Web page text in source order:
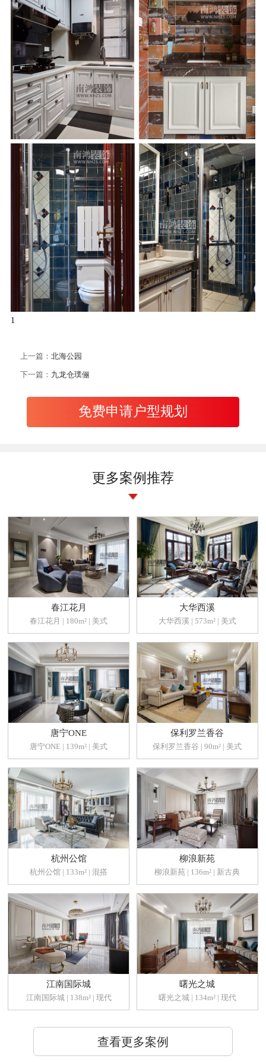
1
上一篇： 北海公园
下一篇： 九龙仓璞俪
免费申请户型规划
更多案例推荐
春江花月
春江花月 | 180m² | 美式
大华西溪
大华西溪 | 573m² | 美式
唐宁ONE
唐宁ONE | 139m² | 美式
保利罗兰香谷
保利罗兰香谷 | 90m² | 美式
杭州公馆
杭州公馆 | 133m² | 混搭
柳浪新苑
柳浪新苑 | 136m² | 新古典
江南国际城
江南国际城 | 138m² | 现代
曙光之城
曙光之城 | 134m² | 现代
查看更多案例